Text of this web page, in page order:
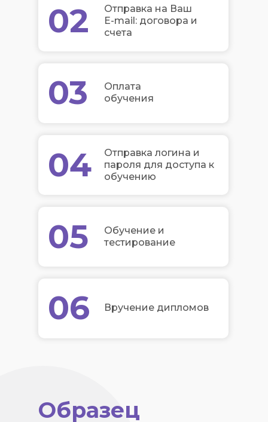
02
03
04
05
06
Отправка на Ваш
E-mail: договора и
счета
Оплата
обучения
Отправка логина и
пароля для доступа к
обучению
Обучение и
тестирование
Вручение дипломов
Образец